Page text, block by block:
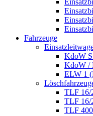
Fahrzeuge
KdoW
KdoW /
ELW 1
TLF 16/
TLF 16/
TLF